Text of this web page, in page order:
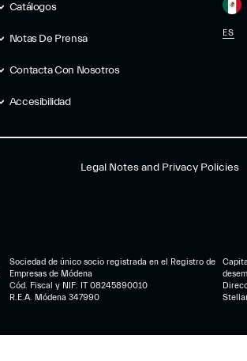
Catálogos
Notas De Prensa
Contacta Con Nosotros
Accesibilidad
ES
Legal Notes and Privacy Policies
Sociedad de único socio registrada en el Registro de
Empresas de Módena
Cód. Fiscal y NIF: IT 08245890010
R.E.A. Módena 347990